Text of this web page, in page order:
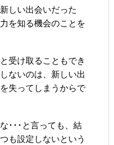
しい出会いだった
を知る機会のことを
受け取ることもでき
ないのは、新しい出
失ってしまうからで
･･･と言っても、結
も設定しないという